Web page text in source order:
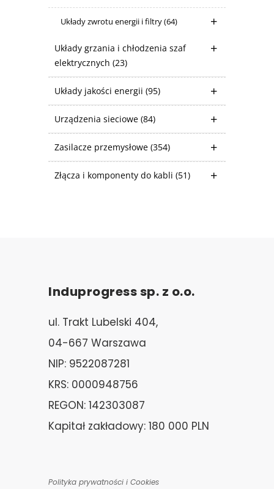
Układy zwrotu energii i filtry(64)
Układy grzania i chłodzenia szaf
elektrycznych (23)
Układy jakości energii (95)
Urządzenia sieciowe (84)
Zasilacze przemysłowe (354)
Złącza i komponenty do kabli (51)
Induprogress sp. z o.o.
ul. Trakt Lubelski 404,
04-667 Warszawa
NIP: 9522087281
KRS: 0000948756
REGON: 142303087
Kapitał zakładowy: 180 000 PLN
Polityka prywatności i Cookies